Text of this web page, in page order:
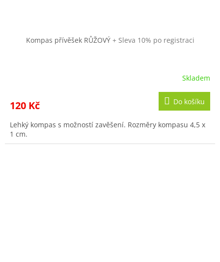
Kompas přívěšek RŮŽOVÝ + Sleva 10% po registraci
Skladem
120 Kč Do košíku
Lehký kompas s možností zavěšení. Rozměry kompasu 4,5 x
1 cm.